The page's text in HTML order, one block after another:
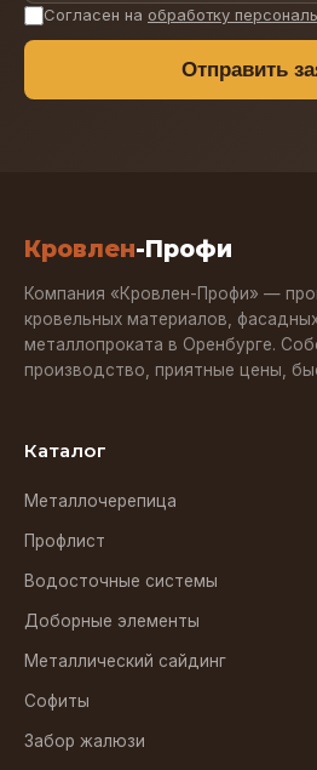
Согласен на обработку
Отправить
Кровлен-Профи
Компания «Кровлен-Профи» —
кровельных материалов,
металлопроката в Оренбурге.
производство, приятные цены,
Каталог
Металлочерепица
Профлист
Водосточные системы
Доборные элементы
Металлический сайдинг
Софиты
Забор жалюзи